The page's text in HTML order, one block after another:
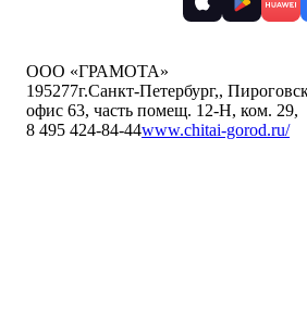
ООО «ГРАМОТА»
195277г.Санкт-Петербург,,
офис 63, часть помещ. 12-Н, ком. 29,
8 495 424-84-44www.chitai-gorod.ru/